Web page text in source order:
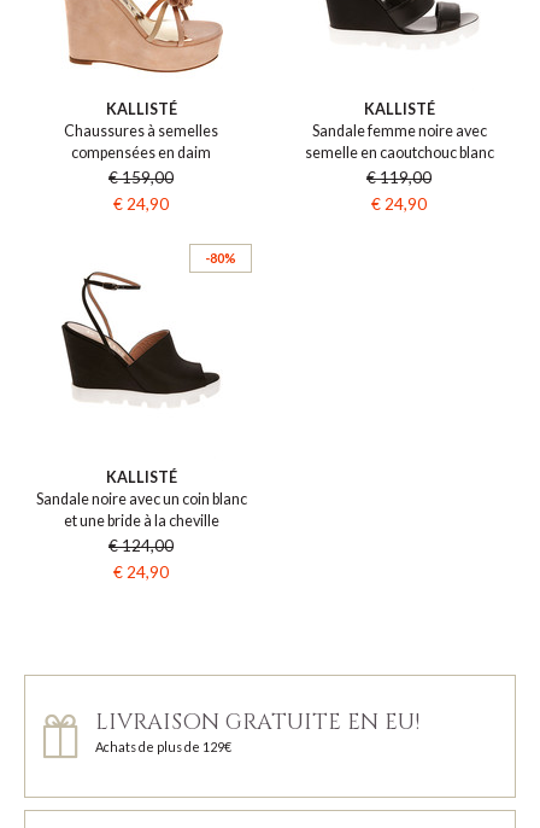
KALLISTÉ
Chaussures à semelles
compensées en daim
€ 159,00
€ 24,90
KALLISTÉ
Sandale femme noire avec
semelle en caoutchouc blanc
€ 119,00
€ 24,90
-80%
KALLISTÉ
Sandale noire avec un coin blanc
et une bride à la cheville
€ 124,00
€ 24,90
LIVRAISON GRATUITE EN EU!
Achats de plus de 129€